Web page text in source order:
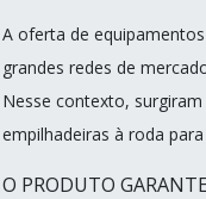
A oferta de
grandes redes de
Nesse contexto,
empilhadeiras à roda
O PRODUTO